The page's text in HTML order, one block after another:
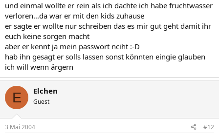
und einmal wollte er rein als ich dachte ich habe fruchtwasser
verloren...da war er mit den kids zuhause
er sagte er wollte nur schreiben das es mir gut geht damit ihr
euch keine sorgen macht
aber er kennt ja mein passwort nciht :-D
hab ihn gesagt er solls lassen sonst könnten eingie glauben
ich will wenn ärgern
E Elchen
Guest
3 Mai 2004 #12